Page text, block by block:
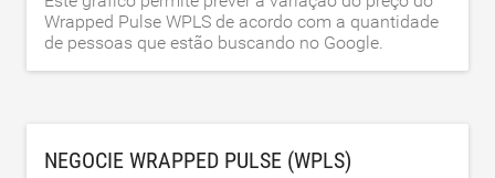
Wrapped Pulse WPLS de acordo com a quantidade
de pessoas que estão buscando no Google.
NEGOCIE WRAPPED PULSE (WPLS)